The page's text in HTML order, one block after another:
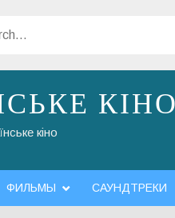
КІНО
кіно
ФИЛЬМЫ САУНДТРЕКИ